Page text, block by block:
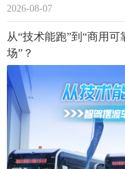
2026-08-07
从“技术能跑”到“商用
场”？